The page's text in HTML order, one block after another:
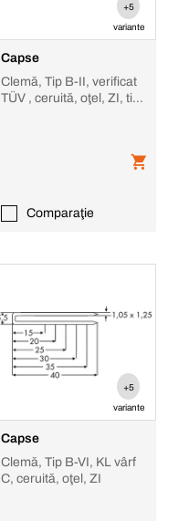
+5
variante
Capse
Clemă, Tip B-II, verificat
TÜV , ceruită, oţel, ZI, tip
Comparaţie
+5
variante
Capse
Clemă, Tip B-VI, KL vârf
C, ceruită, oţel, ZI